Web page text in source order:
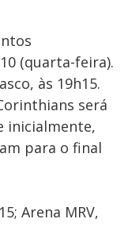
(quarta-feira).
às 19h15.
será
inicialmente,
para o final
Arena MRV,